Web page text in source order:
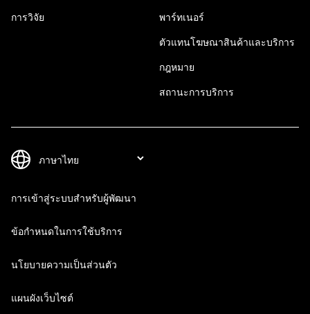
การวิจัย พาร์ทเนอร์
ตัวแทนโฆษณาสินค้าและบริการ
กฎหมาย
สถานะการบริการ
การเข้าสู่ระบบสำหรับผู้พัฒนา
ข้อกำหนดในการใช้บริการ
นโยบายความเป็นส่วนตัว
แผนผังเว็บไซต์